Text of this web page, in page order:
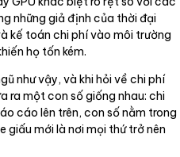
những giả định của thời đại
kế toán chi phí vào môi trường
họ tốn kém.
như vậy, và khi hỏi về chi phí
ra một con số giống nhau: chi
cáo lên trên, con số nằm trong
giấu mới là nơi mọi thứ trở nên